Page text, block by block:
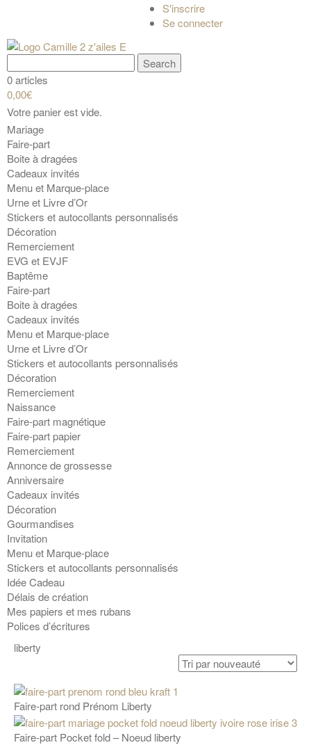
S'inscrire
Se connecter
0 articles
0,00€
Votre panier est vide.
Mariage
Faire-part
Boite à dragées
Cadeaux invités
Menu et Marque-place
Urne et Livre d’Or
Stickers et autocollants personnalisés
Décoration
Remerciement
EVG et EVJF
Baptême
Faire-part
Boite à dragées
Cadeaux invités
Menu et Marque-place
Urne et Livre d’Or
Stickers et autocollants personnalisés
Décoration
Remerciement
Naissance
Faire-part magnétique
Faire-part papier
Remerciement
Annonce de grossesse
Anniversaire
Cadeaux invités
Décoration
Gourmandises
Invitation
Menu et Marque-place
Stickers et autocollants personnalisés
Idée Cadeau
Délais de création
Mes papiers et mes rubans
Polices d’écritures
liberty
Faire-part rond Prénom Liberty
Faire-part Pocket fold – Noeud liberty